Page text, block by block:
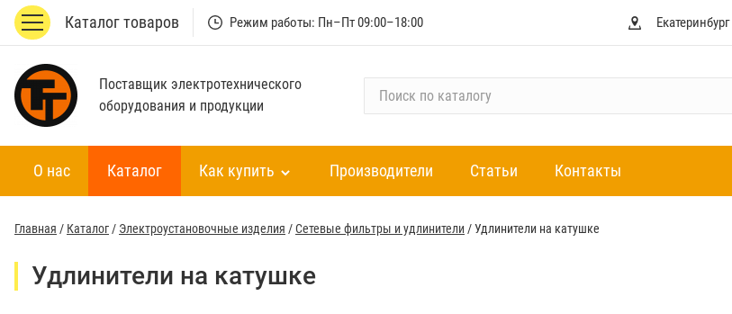
Каталог товаров Режим работы: Пн–Пт 09:00–18:00 Екатеринбург
Поставщик электротехнического
оборудования и продукции
с
к
п
к
О нас Каталог Как купить Производители Статьи Контакты
Главная / Каталог/ Электроустановочные изделия /Сетевые фильтры и удлинители /Удлинители на катушке
Удлинители на катушке